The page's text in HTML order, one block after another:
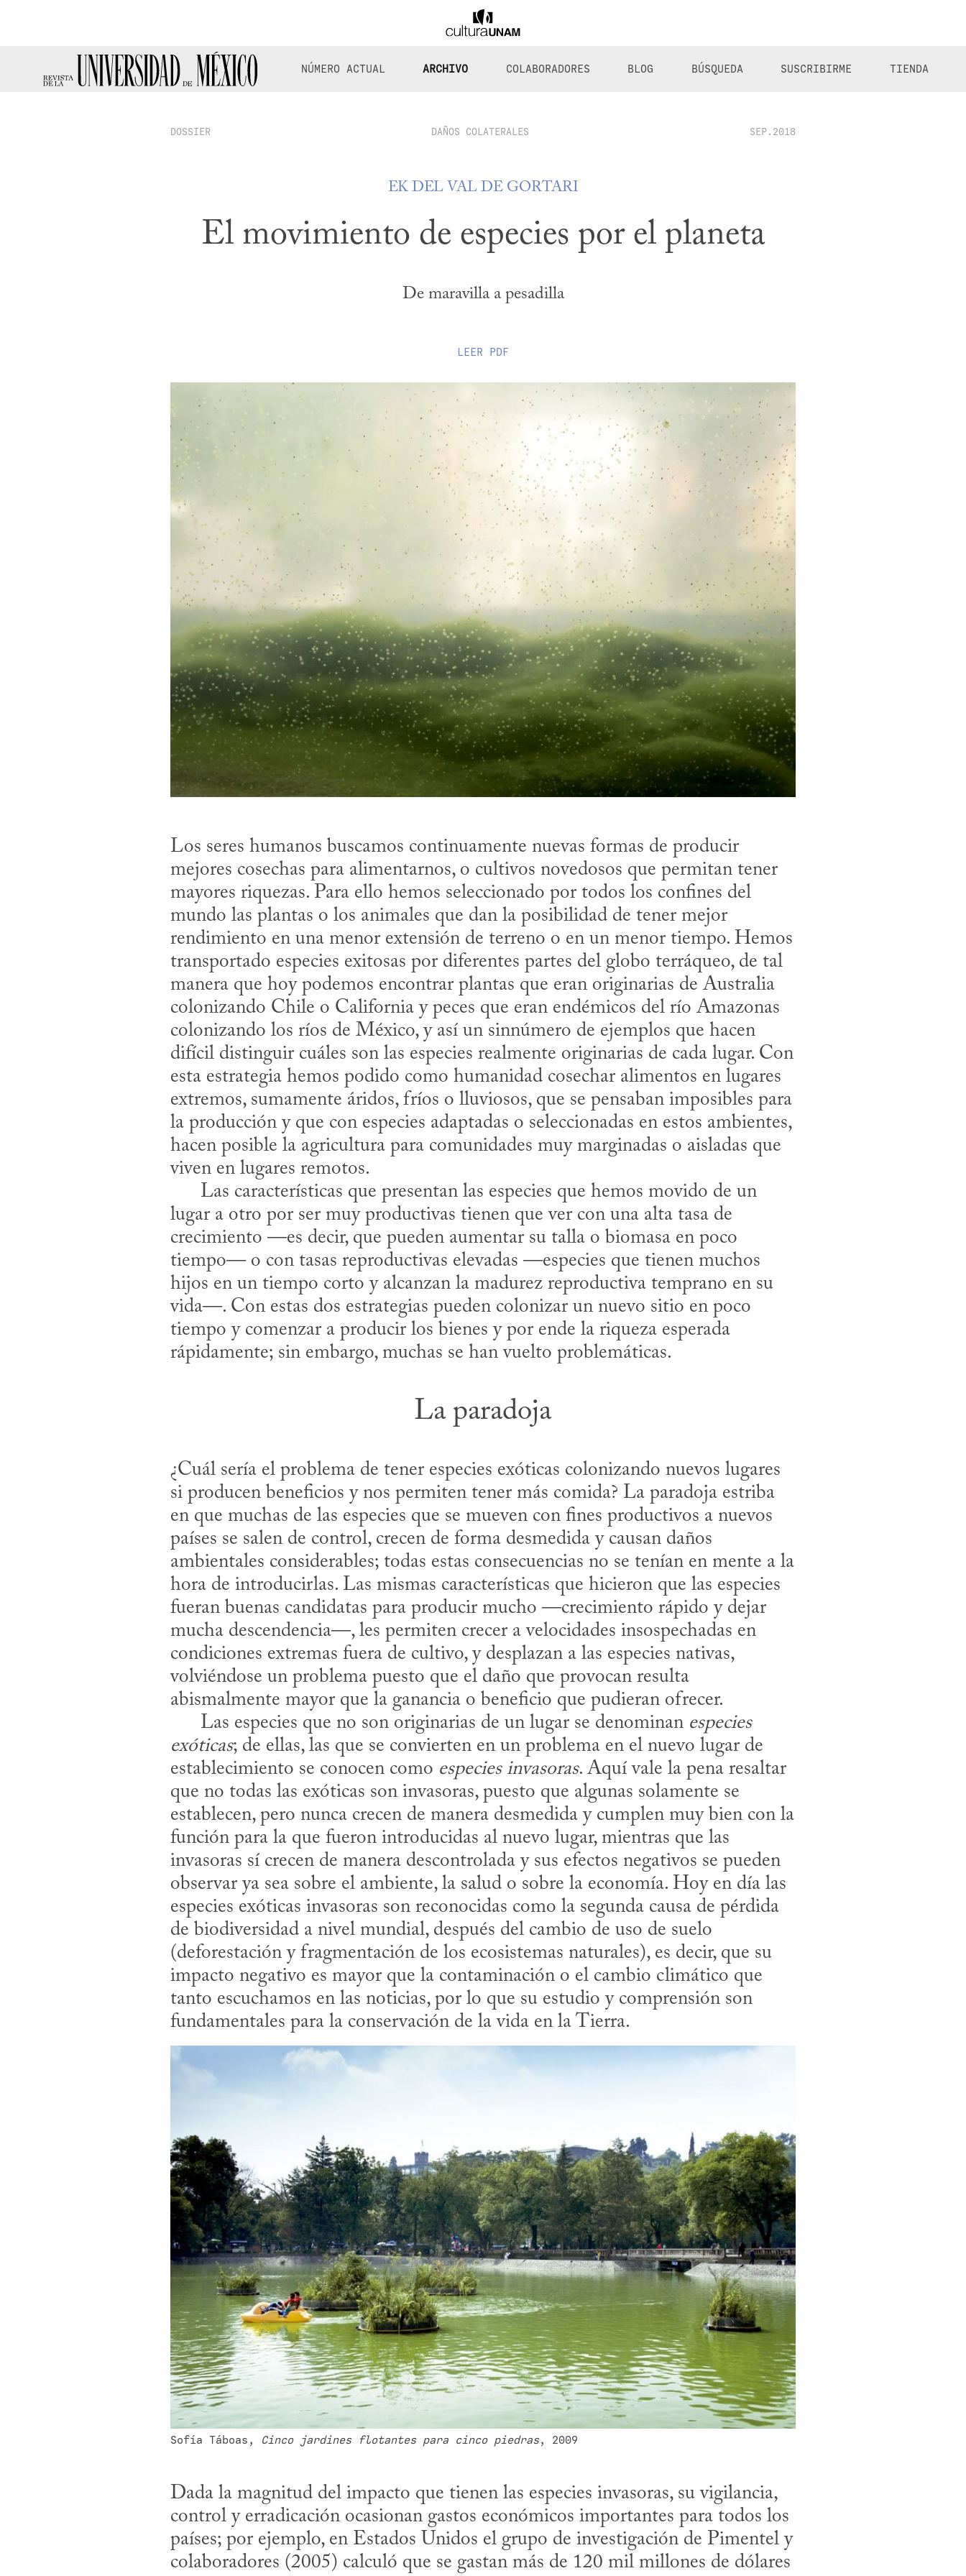
NÚMERO ACTUAL ARCHIVO COLABORADORES BLOG BÚSQUEDA SUSCRIBIRME TIENDA
DOSSIER DAÑOS COLATERALES SEP.2018
EK DEL VAL DE GORTARI
El movimiento de especies por el planeta
De maravilla a pesadilla
LEER PDF
Los seres humanos buscamos continuamente nuevas formas de producir
mejores cosechas para alimentarnos, o cultivos novedosos que permitan tener
mayores riquezas. Para ello hemos seleccionado por todos los confines del
mundo las plantas o los animales que dan la posibilidad de tener mejor
rendimiento en una menor extensión de terreno o en un menor tiempo. Hemos
transportado especies exitosas por diferentes partes del globo terráqueo, de tal
manera que hoy podemos encontrar plantas que eran originarias de Australia
colonizando Chile o California y peces que eran endémicos del río Amazonas
colonizando los ríos de México, y así un sinnúmero de ejemplos que hacen
difícil distinguir cuáles son las especies realmente originarias de cada lugar. Con
esta estrategia hemos podido como humanidad cosechar alimentos en lugares
extremos, sumamente áridos, fríos o lluviosos, que se pensaban imposibles para
la producción y que con especies adaptadas o seleccionadas en estos ambientes,
hacen posible la agricultura para comunidades muy marginadas o aisladas que
viven en lugares remotos.
lugar a otro por ser muy productivas tienen que ver con una alta tasa de
crecimiento —es decir, que pueden aumentar su talla o biomasa en poco
tiempo— o con tasas reproductivas elevadas —especies que tienen muchos
hijos en un tiempo corto y alcanzan la madurez reproductiva temprano en su
vida—. Con estas dos estrategias pueden colonizar un nuevo sitio en poco
tiempo y comenzar a producir los bienes y por ende la riqueza esperada
rápidamente; sin embargo, muchas se han vuelto problemáticas.
La paradoja
¿Cuál sería el problema de tener especies exóticas colonizando nuevos lugares
si producen beneficios y nos permiten tener más comida? La paradoja estriba
en que muchas de las especies que se mueven con fines productivos a nuevos
países se salen de control, crecen de forma desmedida y causan daños
ambientales considerables; todas estas consecuencias no se tenían en mente a la
hora de introducirlas. Las mismas características que hicieron que las especies
fueran buenas candidatas para producir mucho —crecimiento rápido y dejar
mucha descendencia—, les permiten crecer a velocidades insospechadas en
condiciones extremas fuera de cultivo, y desplazan a las especies nativas,
volviéndose un problema puesto que el daño que provocan resulta
abismalmente mayor que la ganancia o beneficio que pudieran ofrecer.
      Las especies que no son originarias de un lugar se denominan
especies
exóticas; de ellas, las que se convierten en un problema en el nuevo lugar de
establecimiento se conocen como especies invasoras. Aquí vale la pena resaltar
que no todas las exóticas son invasoras, puesto que algunas solamente se
establecen, pero nunca crecen de manera desmedida y cumplen muy bien con la
función para la que fueron introducidas al nuevo lugar, mientras que las
invasoras sí crecen de manera descontrolada y sus efectos negativos se pueden
observar ya sea sobre el ambiente, la salud o sobre la economía. Hoy en día las
especies exóticas invasoras son reconocidas como la segunda causa de pérdida
de biodiversidad a nivel mundial, después del cambio de uso de suelo
(deforestación y fragmentación de los ecosistemas naturales), es decir, que su
impacto negativo es mayor que la contaminación o el cambio climático que
tanto escuchamos en las noticias, por lo que su estudio y comprensión son
fundamentales para la conservación de la vida en la Tierra.
Sofía Táboas, Cinco jardines flotantes para cinco piedras, 2009
Dada la magnitud del impacto que tienen las especies invasoras, su vigilancia,
control y erradicación ocasionan gastos económicos importantes para todos los
países; por ejemplo, en Estados Unidos el grupo de investigación de Pimentel y
colaboradores (2005) calculó que se gastan más de 120 mil millones de dólares